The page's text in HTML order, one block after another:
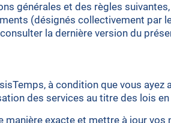
générales et des règles
(désignés collectivement par
la dernière version du
à condition que vous
des services au titre des lois
manière exacte et mettre à jour